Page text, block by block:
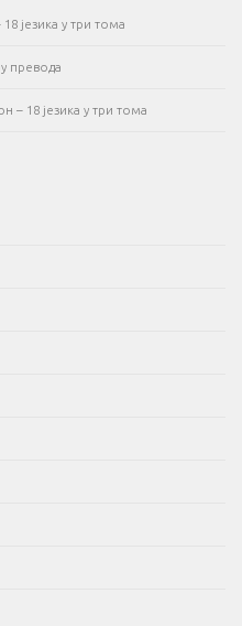
језика у три тома
превода
– 18 језика у три тома